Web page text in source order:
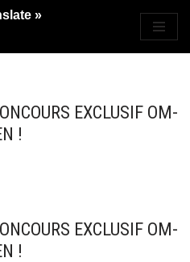
EXCLUSIF OM-
!
EXCLUSIF OM-
!
»